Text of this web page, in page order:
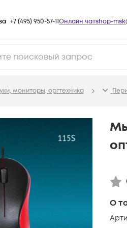
+7 (495) 950-57-11Онлайн чатshop-
мониторы, оргтехника
О